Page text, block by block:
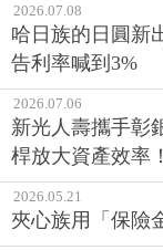
2026.07.08
哈日族的日圓新
告利率喊到3%
2026.07.06
新光人壽攜手彰
桿放大資產效率！
2026.05.21
夾心族用「保險